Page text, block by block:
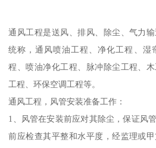
通风工程是送风、排风、除尘、气力
统称，通风喷油工程、净化工程、湿
程、喷油净化工程、脉冲除尘工程、
工程、环保空调工程等。
通风工程，风管安装准备工作：
1、风管在安装前应对其除尘，保证风
前应检查其平整和水平度，经监理或